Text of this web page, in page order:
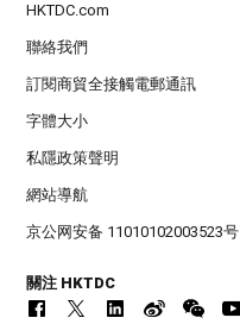
HKTDC.com
聯絡我們
訂閱商貿全接觸電郵通訊
字體大小
私隱政策聲明
網站導航
京公网安备 11010102003523号
關注 HKTDC